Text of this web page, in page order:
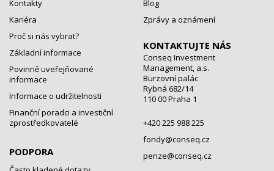
Kontakty
Kariéra
Proč si nás vybrat?
Základní informace
Povinně uveřejňované
informace
Informace o udržitelnosti
Finanční poradci a investiční
zprostředkovatelé
PODPORA
Blog
Zprávy a oznámení
KONTAKTUJTE NÁS
Conseq Investment
Management, a.s.
Burzovní palác
Rybná 682/14
110 00 Praha 1
+420 225 988 225
fondy@conseq.cz
penze@conseq.cz